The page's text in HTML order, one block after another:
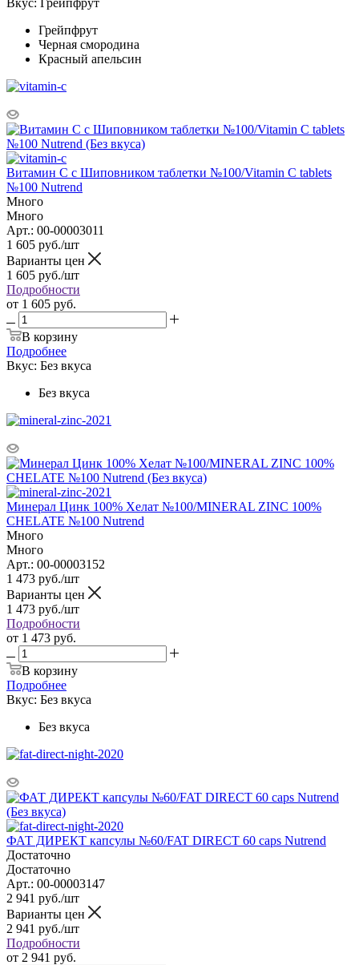
Грейпфрут
Черная смородина
Красный апельсин
Витамин C с Шиповником таблетки №100/Vitamin C tablets
№100 Nutrend
Много
Много
Арт.: 00-00003011
1 605 руб./шт
Варианты цен
1 605 руб./шт
Подробности
от 1 605 руб.
В корзину
Подробнее
Вкус: Без вкуса
Без вкуса
Минерал Цинк 100% Хелат №100/MINERAL ZINC 100%
CHELATE №100 Nutrend
Много
Много
Арт.: 00-00003152
1 473 руб./шт
Варианты цен
1 473 руб./шт
Подробности
от 1 473 руб.
В корзину
Подробнее
Вкус: Без вкуса
Без вкуса
ФАТ ДИРЕКТ капсулы №60/FAT DIRECT 60 caps Nutrend
Достаточно
Достаточно
Арт.: 00-00003147
2 941 руб./шт
Варианты цен
2 941 руб./шт
Подробности
от 2 941 руб.